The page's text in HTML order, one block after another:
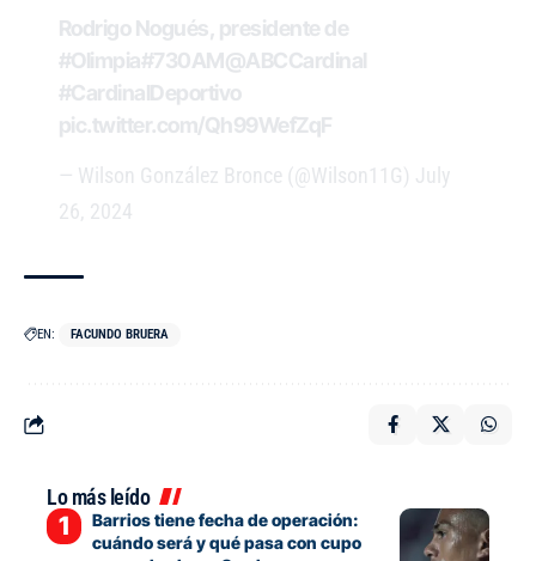
Rodrigo Nogués, presidente de
#Olimpia#730AM@ABCCardinal
#CardinalDeportivo
pic.twitter.com/Qh99WefZqF
— Wilson González Bronce (@Wilson11G) July
26, 2024
EN: FACUNDO BRUERA
Lo más leído
Barrios tiene fecha de operación:
cuándo será y qué pasa con cupo